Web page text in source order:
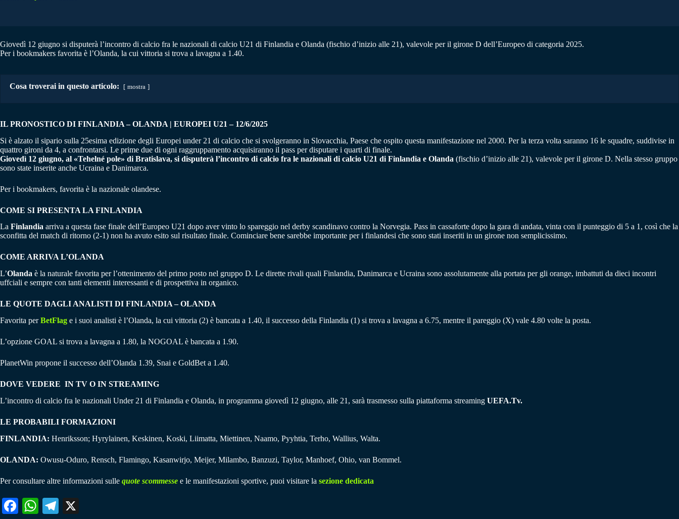
Giovedì 12 giugno si disputerà l’incontro di calcio fra le nazionali di calcio U21 di Finlandia e Olanda (fischio d’inizio alle 21), valevole per il girone D dell’Europeo di categoria 2025.
Per i bookmakers favorita è l’Olanda, la cui vittoria si trova a lavagna a 1.40.
Cosa troverai in questo articolo: mostra
IL PRONOSTICO DI FINLANDIA – OLANDA | EUROPEI U21 – 12/6/2025
Si è alzato il sipario sulla 25esima edizione degli Europei under 21 di calcio che si svolgeranno in Slovacchia, Paese che ospito questa manifestazione nel 2000. Per la terza volta saranno 16 le squadre, suddivise in
quattro gironi da 4, a confrontarsi. Le prime due di ogni raggruppamento acquisiranno il pass per disputare i quarti di finale.
Giovedì 12 giugno, al «Tehelné pole» di Bratislava, si disputerà l’incontro di calcio fra le nazionali di calcio U21 di Finlandia e Olanda (fischio d’inizio alle 21), valevole per il girone D. Nella stesso gruppo
sono state inserite anche Ucraina e Danimarca.
Per i bookmakers, favorita è la nazionale olandese.
COME SI PRESENTA LA FINLANDIA
La Finlandia arriva a questa fase finale dell’Europeo U21 dopo aver vinto lo spareggio nel derby scandinavo contro la Norvegia. Pass in cassaforte dopo la gara di andata, vinta con il punteggio di 5 a 1, così che la
sconfitta del match di ritorno (2-1) non ha avuto esito sul risultato finale. Cominciare bene sarebbe importante per i finlandesi che sono stati inseriti in un girone non semplicissimo.
COME ARRIVA L’OLANDA
L’Olanda è la naturale favorita per l’ottenimento del primo posto nel gruppo D. Le dirette rivali quali Finlandia, Danimarca e Ucraina sono assolutamente alla portata per gli orange, imbattuti da dieci incontri
uffciali e sempre con tanti elementi interessanti e di prospettiva in organico.
LE QUOTE DAGLI ANALISTI DI FINLANDIA –OLANDA
Favorita perBetFlag e i suoi analisti è l’Olanda, la cui vittoria (2) è bancata a 1.40, il successo della Finlandia (1) si trova a lavagna a 6.75, mentre il pareggio (X) vale 4.80 volte la posta.
L’opzione GOAL si trova a lavagna a 1.80, la NOGOAL è bancata a 1.90.
PlanetWin propone il successo dell’Olanda 1.39, Snai e GoldBet a 1.40.
DOVE VEDERE IN TV O IN STREAMING
L’incontro di calcio fra le nazionali Under 21 di Finlandia e Olanda, in programma giovedì 12 giugno, alle 21, sarà trasmesso sulla piattaforma streaming UEFA.Tv.
LE PROBABILI FORMAZIONI
FINLANDIA: Henriksson; Hyrylainen, Keskinen, Koski, Liimatta, Miettinen, Naamo, Pyyhtia, Terho, Wallius, Walta.
OLANDA: Owusu-Oduro, Rensch, Flamingo, Kasanwirjo, Meijer, Milambo, Banzuzi, Taylor, Manhoef, Ohio, van Bommel.
Per consultare altre informazioni sulle quote scommesse e le manifestazioni sportive, puoi visitare la sezione dedicata
Fa W
Te